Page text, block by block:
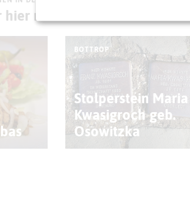
hier noch erleben könnt
BOTTROP
Stolperstein Maria
Kwasigroch geb.
Osowitzka